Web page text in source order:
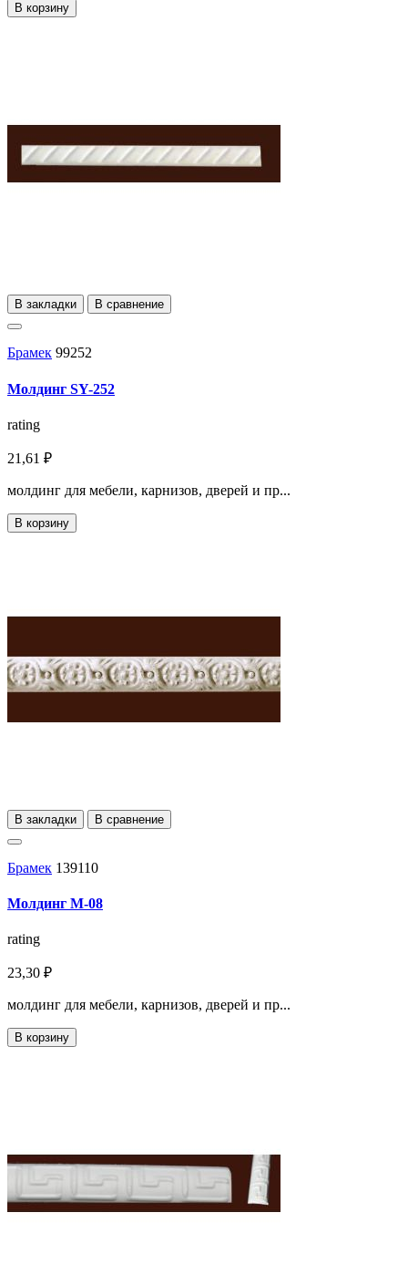
В корзину
В закладки В сравнение
Брамек 99252
Молдинг SY-252
rating
21,61 ₽
молдинг для мебели, карнизов, дверей и пр...
В корзину
В закладки В сравнение
Брамек 139110
Молдинг М-08
rating
23,30 ₽
молдинг для мебели, карнизов, дверей и пр...
В корзину